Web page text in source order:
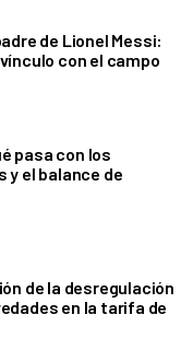
de Lionel Messi:
con el campo
pasa con los
el balance de
de la desregulación
en la tarifa de